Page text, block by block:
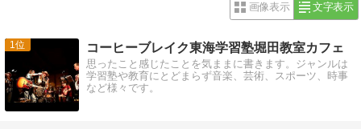
画像表示 文字表示
1 コーヒーブレイク東海学習塾堀田教室カフェ
思ったこと感じたことを気ままに書きます。ジャンルは
学習塾や教育にとどまらず音楽、芸術、スポーツ、時事
など様々です。